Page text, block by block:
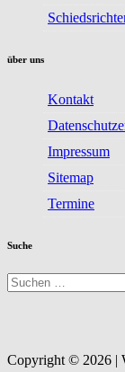
über uns
Kontakt
Impressum
Sitemap
Termine
Suche
Suchen
nach:
Copyright © 2026 |